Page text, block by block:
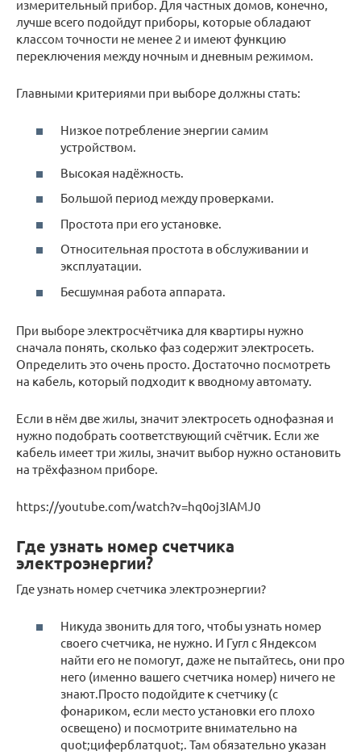
измерительный прибор. Для частных домов, конечно,
лучше всего подойдут приборы, которые обладают
классом точности не менее 2 и имеют функцию
переключения между ночным и дневным режимом.
Главными критериями при выборе должны стать:
Низкое потребление энергии самим
устройством.
Высокая надёжность.
Большой период между проверками.
Простота при его установке.
Относительная простота в обслуживании и
эксплуатации.
Бесшумная работа аппарата.
При выборе электросчётчика для квартиры нужно
сначала понять, сколько фаз содержит электросеть.
Определить это очень просто. Достаточно посмотреть
на кабель, который подходит к вводному автомату.
Если в нём две жилы, значит электросеть однофазная и
нужно подобрать соответствующий счётчик. Если же
кабель имеет три жилы, значит выбор нужно остановить
на трёхфазном приборе.
https://youtube.com/watch?v=hq0oj3IAMJ0
Где узнать номер счетчика
электроэнергии?
Где узнать номер счетчика электроэнергии?
Никуда звонить для того, чтобы узнать номер
своего счетчика, не нужно. И Гугл с Яндексом
найти его не помогут, даже не пытайтесь, они про
него (именно вашего счетчика номер) ничего не
знают.Просто подойдите к счетчику (с
фонариком, если место установки его плохо
освещено) и посмотрите внимательно на
quot;циферблатquot;. Там обязательно указан